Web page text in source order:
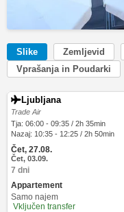
Slike Zemljevid
Vprašanja in Poudarki
Ljubljana
Trade Air
Tja: 06:00 - 09:35 / 2h 35min
Nazaj: 10:35 - 12:25 / 2h 50min
Čet, 27.08.
Čet, 03.09.
7 dni
Appartement
Samo najem
Vključen transfer